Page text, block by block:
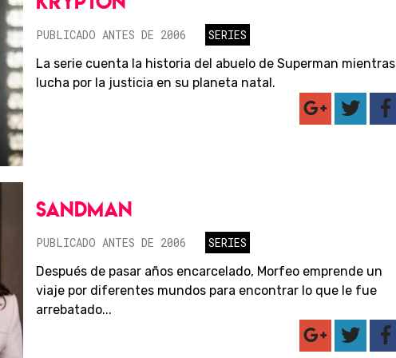
PUBLICADO ANTES DE 2006
SERIES
La serie cuenta la historia del abuelo de Superman mientras
lucha por la justicia en su planeta natal.
SANDMAN
PUBLICADO ANTES DE 2006
SERIES
Después de pasar años encarcelado, Morfeo emprende un
viaje por diferentes mundos para encontrar lo que le fue
arrebatado...